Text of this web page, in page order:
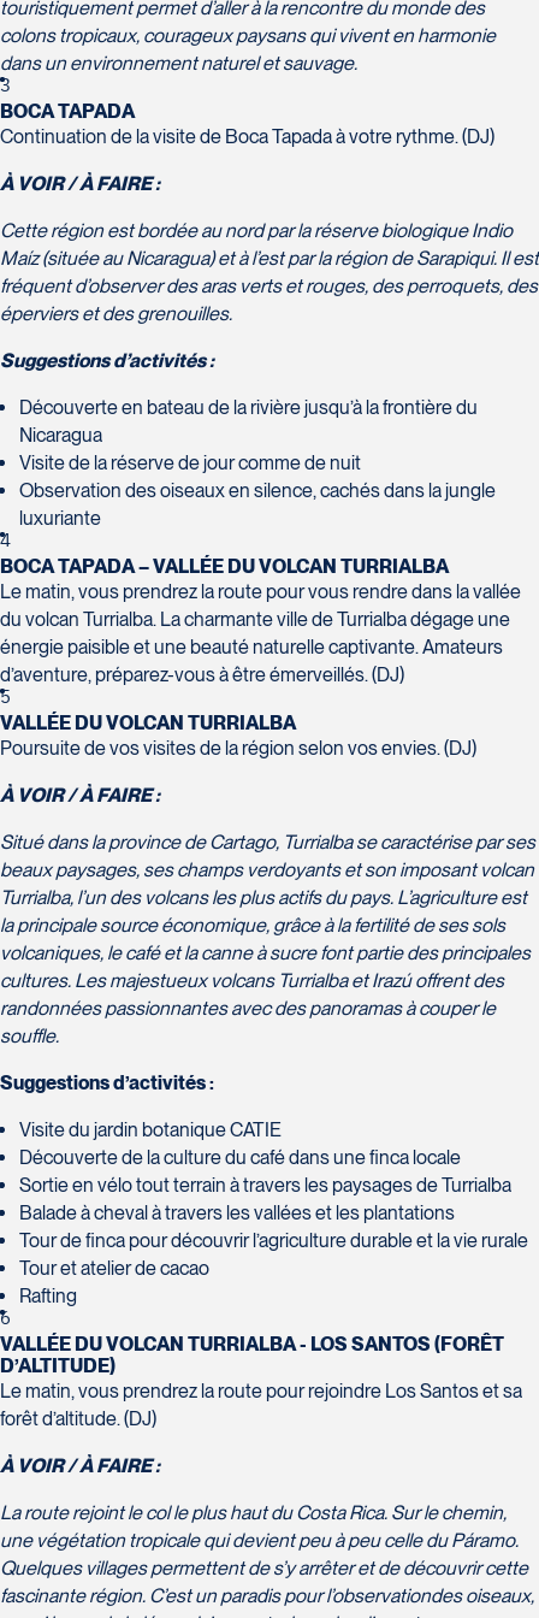
touristiquement permet d’aller à la rencontre du monde des
colons tropicaux, courageux paysans qui vivent en harmonie
dans un environnement naturel et sauvage.
3
BOCA TAPADA
Continuation de la visite de Boca Tapada à votre rythme. (DJ)
À VOIR / À FAIRE :
Cette région est bordée au nord par la réserve biologique Indio
Maíz (située au Nicaragua) et à l’est par la région de Sarapiqui. Il est
fréquent d’observer des aras verts et rouges, des perroquets, des
éperviers et des grenouilles.
Suggestions d’activités :
Découverte en bateau de la rivière jusqu’à la frontière du
Nicaragua
Visite de la réserve de jour comme de nuit
Observation des oiseaux en silence, cachés dans la jungle
luxuriante
4
BOCA TAPADA – VALLÉE DU VOLCAN TURRIALBA
Le matin, vous prendrez la route pour vous rendre dans la vallée
du volcan Turrialba. La charmante ville de Turrialba dégage une
énergie paisible et une beauté naturelle captivante. Amateurs
d’aventure, préparez-vous à être émerveillés. (DJ)
5
VALLÉE DU VOLCAN TURRIALBA
Poursuite de vos visites de la région selon vos envies. (DJ)
À VOIR / À FAIRE :
Situé dans la province de Cartago, Turrialba se caractérise par ses
beaux paysages, ses champs verdoyants et son imposant volcan
Turrialba, l’un des volcans les plus actifs du pays. L’agriculture est
la principale source économique, grâce à la fertilité de ses sols
volcaniques, le café et la canne à sucre font partie des principales
cultures. Les majestueux volcans Turrialba et Irazú offrent des
randonnées passionnantes avec des panoramas à couper le
souffle.
Suggestions d’activités :
Visite du jardin botanique CATIE
Découverte de la culture du café dans une finca locale
Sortie en vélo tout terrain à travers les paysages de Turrialba
Balade à cheval à travers les vallées et les plantations
Tour de finca pour découvrir l’agriculture durable et la vie rurale
Tour et atelier de cacao
Rafting
6
VALLÉE DU VOLCAN TURRIALBA - LOS SANTOS (FORÊT
D’ALTITUDE)
Le matin, vous prendrez la route pour rejoindre Los Santos et sa
forêt d’altitude. (DJ)
À VOIR / À FAIRE :
La route rejoint le col le plus haut du Costa Rica. Sur le chemin,
une végétation tropicale qui devient peu à peu celle du Páramo.
Quelques villages permettent de s’y arrêter et de découvrir cette
fascinante région. C’est un paradis pour l’observationdes oiseaux,
Voyages Nouveau-Monde
420 Boulevard Manseau
J6E 3E1
Tél :450-755-5557 / 1-877-751-
5557
Voyages Terre et Monde
1460 Chemin Gascon
Terrebonne
Tél :450-964-3574
J7E 0C2
Tél :450-437-2324
939 Boulevard Albiny-Paquette
Mont-Laurier
J9L 3J1
819-623-2511 / 1-866-385-
2511
Laval
H7T 1C8
8616
Club Voyages Orientation
local 39
J4B 6P5
5736
Club Voyages Princesse
686 rue Principale
Granby
J2G 2Y4
Tél :450-372-4444
Voyages Action
230 Boulevard Sir-Wilfrid-Laurier
Beloeil
Tél :450-464-0363 / 1-800-331-
0363
Voyages Boislard Poirier
2840 Boulevard Laframboise
J2S 4Z1
Tél :450-774-6436 / 1-800-561-
2967
8940 Boulevard Leduc - Bureau
20
Brossard
J4Y 0G4
Tél :450-465-0620 / 1-844-869-
5401 Boulevard Des Galeries -
Local 104 (porte H)
Québec
Tél :418-652-2400 / 1-888-848-
1518
Le Voyagiste de Québec
3229 Chemin des Quatre-
Bourgeois - Suite 120QuébecG1W
0C1
4080
Voyages CAA Place de la Cité
Place de la Cité
Québec
Tél : 418-653-9200 / 1-844-869-
2439
Voyages CAA Québec
Québec
G2J 1E3
Tél :
418-624-8222 / 1-844-869-
2439
Voyages Émotions
2 rue Pleau
Pont-Rouge
Tél :418-873-4515
Tél :418-543-0277